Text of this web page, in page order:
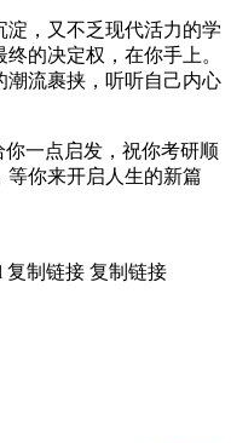
，又不乏现代活力的学
的决定权，在你手上。
潮流裹挟，听听自己内心
一点启发，祝你考研顺
你来开启人生的新篇
复制链接 复制链接